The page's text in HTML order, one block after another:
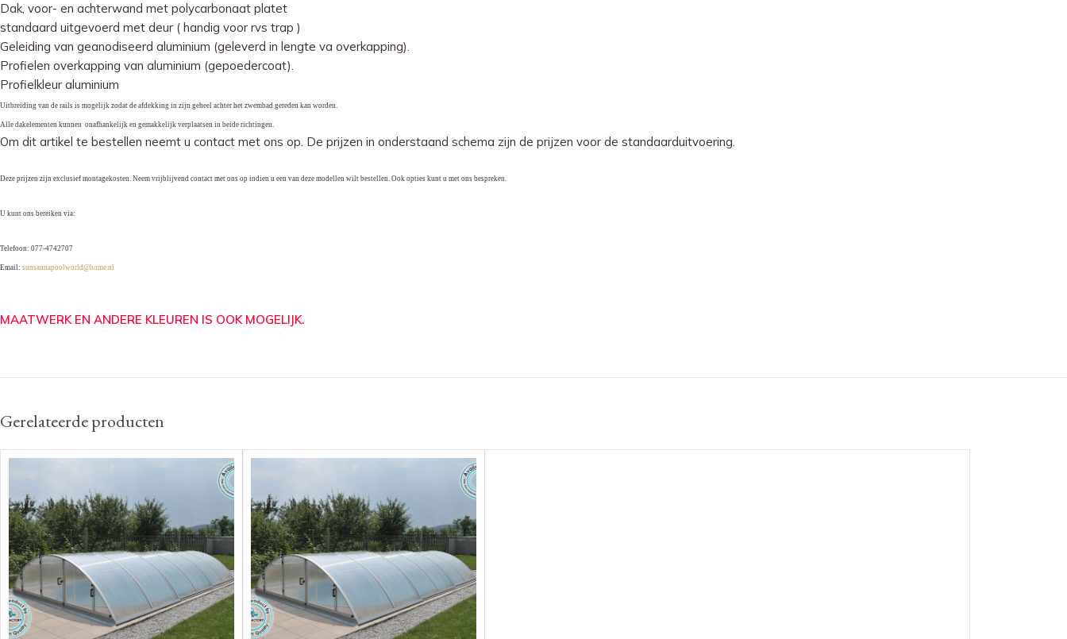
Dak, voor- en achterwand met polycarbonaat platet
standaard uitgevoerd met deur ( handig voor rvs trap )
Geleiding van geanodiseerd aluminium (geleverd in lengte va overkapping).
Profielen overkapping van aluminium (gepoedercoat).
Profielkleur aluminium
Uitbreiding van de rails is mogelijk zodat de afdekking in zijn geheel achter het zwembad gereden kan worden.
Alle dakelementen kunnen onafhankelijk en gemakkelijk verplaatsen in beide richtingen.
Om dit artikel te bestellen neemt u contact met ons op. De prijzen in onderstaand schema zijn de prijzen voor de standaarduitvoering.
Deze prijzen zijn exclusief montagekosten. Neem vrijblijvend contact met ons op indien u een van deze modellen wilt bestellen. Ook opties kunt u met ons bespreken.
U kunt ons bereiken via:
Telefoon: 077-4742707
Email: sunsaunapoolworld@home.nl
MAATWERK EN ANDERE KLEUREN IS OOK MOGELIJK.
Gerelateerde producten